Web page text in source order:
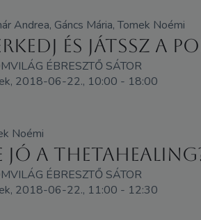
Andrea, Gáncs Mária, Tomek Noémi
és játssz a
ÉBRESZTŐ SÁTOR
2018-06-22., 10:00 - 18:00
Noémi
jó a
ÉBRESZTŐ SÁTOR
2018-06-22., 11:00 - 12:30